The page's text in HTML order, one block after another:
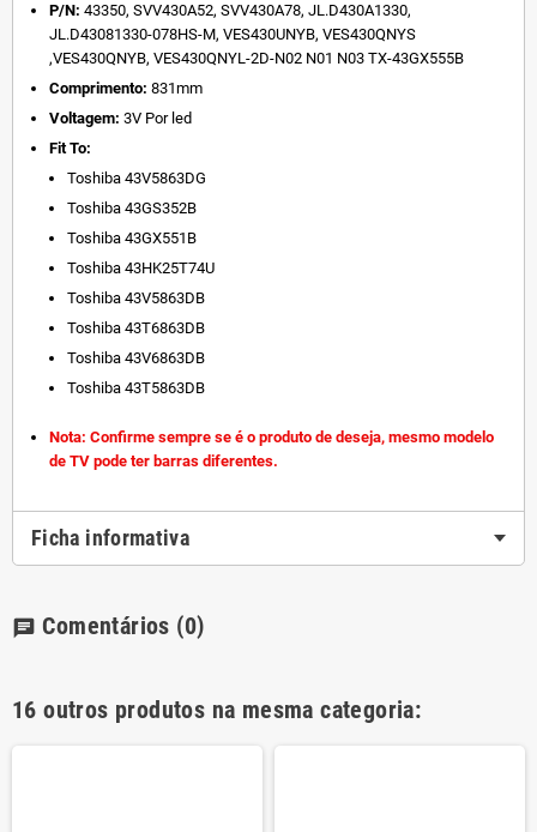
P/N: 43350, SVV430A52, SVV430A78, JL.D430A1330,
JL.D43081330-078HS-M, VES430UNYB, VES430QNYS
,VES430QNYB, VES430QNYL-2D-N02 N01 N03 TX-43GX555B
Comprimento: 831mm
Voltagem: 3V Por led
Fit To:
Toshiba 43V5863DG
Toshiba 43GS352B
Toshiba 43GX551B
Toshiba 43HK25T74U
Toshiba 43V5863DB
Toshiba 43T6863DB
Toshiba 43V6863DB
Toshiba 43T5863DB
Nota: Confirme sempre se é o produto de deseja, mesmo modelo
de TV pode ter barras diferentes.
Ficha informativa
chat Comentários (0)
16 outros produtos na mesma categoria: